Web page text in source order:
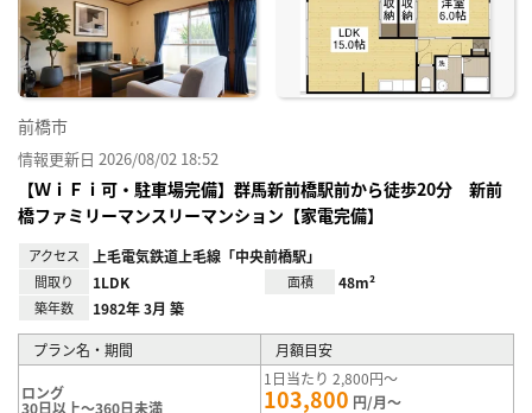
録
前橋市
情報更新日 2026/08/02 18:52
【ＷｉＦｉ可・駐車場完備】群馬新前橋駅前から徒歩20分 新前
橋ファミリーマンスリーマンション【家電完備】
アクセス 上毛電気鉄道上毛線「中央前橋駅」
間取り 1LDK 面積 48m²
築年数 1982年 3月 築
プラン名・期間 月額目安
ロング
30日以上～360日未満
1日当たり 2,800円～
103,800 円/月～